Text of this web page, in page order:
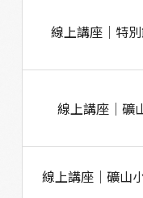
線上講座｜特
線上講座｜礦
線上講座｜礦山